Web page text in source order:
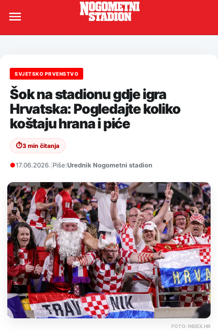
SVJETSKO PRVENSTVO
Šok na stadionu gdje igra
Hrvatska: Pogledajte koliko
koštaju hrana i piće
⏱3 min čitanja
●17.06.2026. Piše:Urednik Nogometni stadion
FOTO: INDEX.HR